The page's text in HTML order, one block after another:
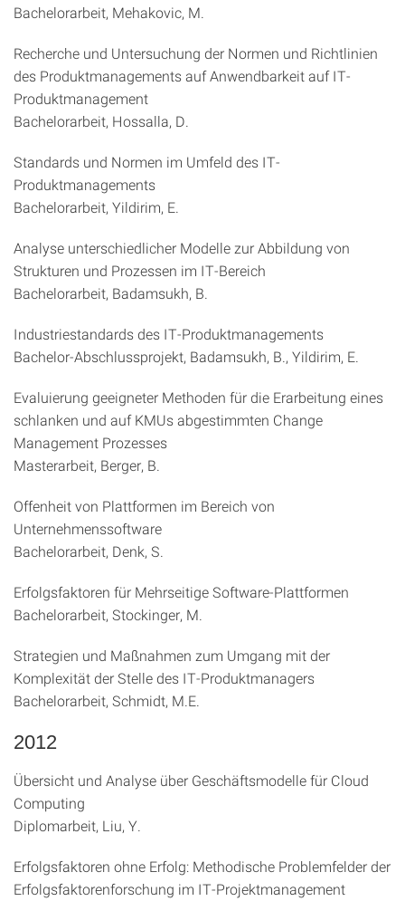
Bachelorarbeit, Mehakovic, M.
Recherche und Untersuchung der Normen und Richtlinien
des Produktmanagements auf Anwendbarkeit auf IT-
Produktmanagement
Bachelorarbeit, Hossalla, D.
Standards und Normen im Umfeld des IT-
Produktmanagements
Bachelorarbeit, Yildirim, E.
Analyse unterschiedlicher Modelle zur Abbildung von
Strukturen und Prozessen im IT-Bereich
Bachelorarbeit, Badamsukh, B.
Industriestandards des IT-Produktmanagements
Bachelor-Abschlussprojekt, Badamsukh, B., Yildirim, E.
Evaluierung geeigneter Methoden für die Erarbeitung eines
schlanken und auf KMUs abgestimmten Change
Management Prozesses
Masterarbeit, Berger, B.
Offenheit von Plattformen im Bereich von
Unternehmenssoftware
Bachelorarbeit, Denk, S.
Erfolgsfaktoren für Mehrseitige Software-Plattformen
Bachelorarbeit, Stockinger, M.
Strategien und Maßnahmen zum Umgang mit der
Komplexität der Stelle des IT-Produktmanagers
Bachelorarbeit, Schmidt, M.E.
2012
Übersicht und Analyse über Geschäftsmodelle für Cloud
Computing
Diplomarbeit, Liu, Y.
Erfolgsfaktoren ohne Erfolg: Methodische Problemfelder der
Erfolgsfaktorenforschung im IT-Projektmanagement